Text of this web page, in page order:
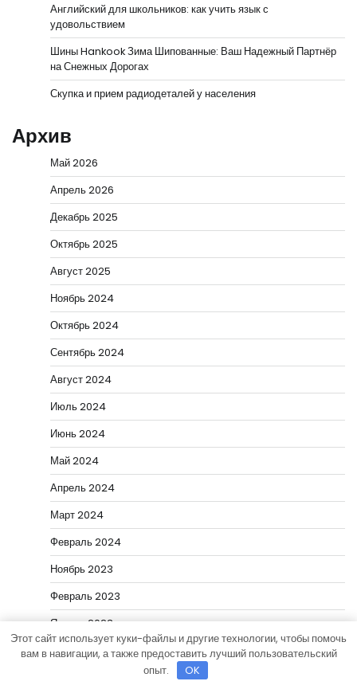
Английский для школьников: как учить язык с
удовольствием
Шины Hankook Зима Шипованные: Ваш Надежный Партнёр
на Снежных Дорогах
Скупка и прием радиодеталей у населения
Архив
Май 2026
Апрель 2026
Декабрь 2025
Октябрь 2025
Август 2025
Ноябрь 2024
Октябрь 2024
Сентябрь 2024
Август 2024
Июль 2024
Июнь 2024
Май 2024
Апрель 2024
Март 2024
Февраль 2024
Ноябрь 2023
Февраль 2023
Январь 2023
Июнь 2020
Этот сайт использует куки-файлы и другие технологии, чтобы помочь
вам в навигации, а также предоставить лучший пользовательский
опыт.
OK